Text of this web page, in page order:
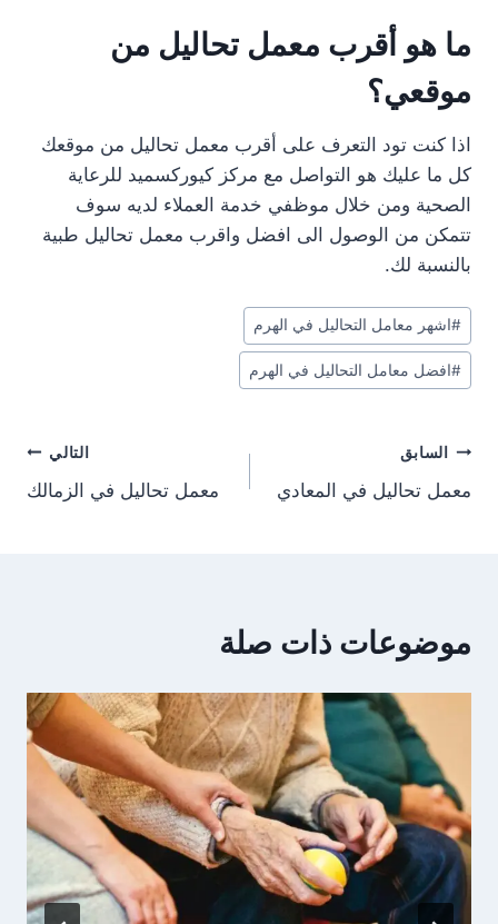
ما هو أقرب معمل تحاليل من
موقعي؟
اذا كنت تود التعرف على أقرب معمل تحاليل من موقعك
كل ما عليك هو التواصل مع مركز كيوركسميد للرعاية
الصحية ومن خلال موظفي خدمة العملاء لديه سوف
تتمكن من الوصول الى افضل واقرب معمل تحاليل طبية
بالنسبة لك.
وسوم
المقال:
#اشهر معامل التحاليل في الهرم
#افضل معامل التحاليل في الهرم
تصفّح
المقالات
السابق
معمل تحاليل في المعادي
التالي
معمل تحاليل في الزمالك
موضوعات ذات صلة